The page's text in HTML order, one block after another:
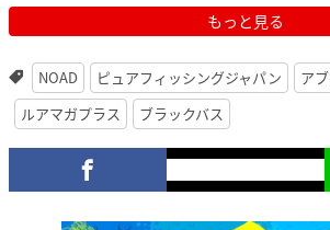
もっと見る
NOAD ピュアフィッシングジャパン
ア
ルアマガプラス
ブラックバス